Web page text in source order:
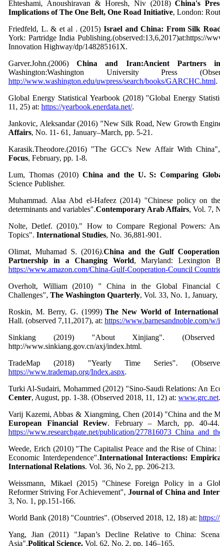
Ehteshami, Anoushiravan & Horesh, Niv (2018)China's
Implications of The One Belt, One Road Initiative, London:
Friedfeld, L. & et al . (2015) Israel and China: From Silk
York: Partridge India Publishing.(observed:13,6,2017)at:https://
Innovation Highway/dp/148285161X.
Garver.John.(2006)China and Iran:Ancient Partners
Washington:Washington University Press
http://www.washington.edu/uwpress/search/books/GARCHC.html.
Global Energy Statistical Yearbook (2018) "Global Energy
11, 25) at: https://yearbook.enerdata.net/.
Jankovic, Aleksandar (2016) "New Silk Road, New Growth
Affairs, No. 11- 61, January–March, pp. 5-21.
Karasik.Theodore.(2016) "The GCC's New Affair With
Focus, February, pp. 1-8.
Lum, Thomas (2010) China and the U. S: Comparing
Science Publisher.
Muhammad. Alaa Abd el-Hafeez (2014) "Chinese policy on
determinants and variables".Contemporary Arab Affairs, Vol. 7,
Nolte, Detlef. (2010)." How to Compare Regional Powers:
Topics". International Studies, No. 36,881-901.
Olimat, Muhamad S. (2016).China and the Gulf
Partnership in a Changing World, Maryland: Lexington
https://www.amazon.com/China-Gulf-Cooperation-Council
Overholt, William (2010) " China in the Global Financial
Challenges", The Washington Quarterly, Vol. 33, No. 1, January,
Roskin, M. Berry, G. (1999)The New World of International
Hall. (observed 7,11,2017), at: https://www.barnesandnoble.com/
Sinkiang (2019) "About Xinjiang".
http://www.sinkiang.gov.cn/axj/index.html.
TradeMap (2018) "Yearly Time Series".
https://www.trademap.org/Index.aspx.
Turki Al-Sudairi, Mohammed (2012) "Sino-Saudi Relations: An
Center, August, pp. 1-38. (Observed 2018, 11, 12) at: www.grc.net.
Varij Kazemi, Abbas & Xiangming, Chen (2014) "China and the
European Financial Review. February – March, pp. 40-
https://www.researchgate.net/publication/
Weede, Erich (2010) "The Capitalist Peace and the Rise of
Economic Interdependence".International Interactions:
International Relations. Vol. 36, No 2, pp. 206-213.
Weissmann, Mikael (2015) "Chinese Foreign Policy in a
Reformer Striving For Achievement", Journal of China and
3, No. 1, pp.151-166.
World Bank (2018) "Countries". (Observed 2018, 12, 18) at:
Yang, Jian (2011) "Japan’s Decline Relative to China:
Asia".Political Science. Vol. 62, No. 2, pp. 146–165.